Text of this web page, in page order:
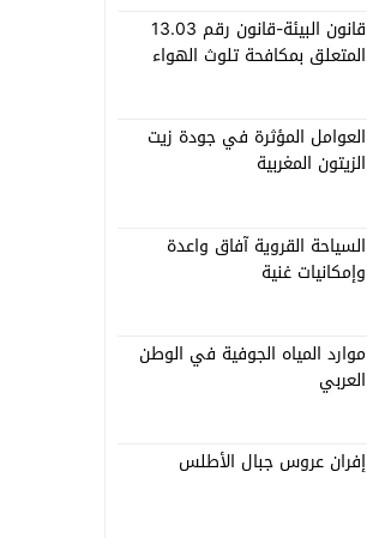
قانون البيئة-قانون رقم 13.03
المتعلق بمكافحة تلوث الهواء
العوامل المؤثرة في جودة زيت
الزيتون المغربية
السياحة القروية آفاق واعدة
وإمكانيات غنية
موارد المياه الجوفية في الوطن
العربي
إفران عروس جبال الأطلس